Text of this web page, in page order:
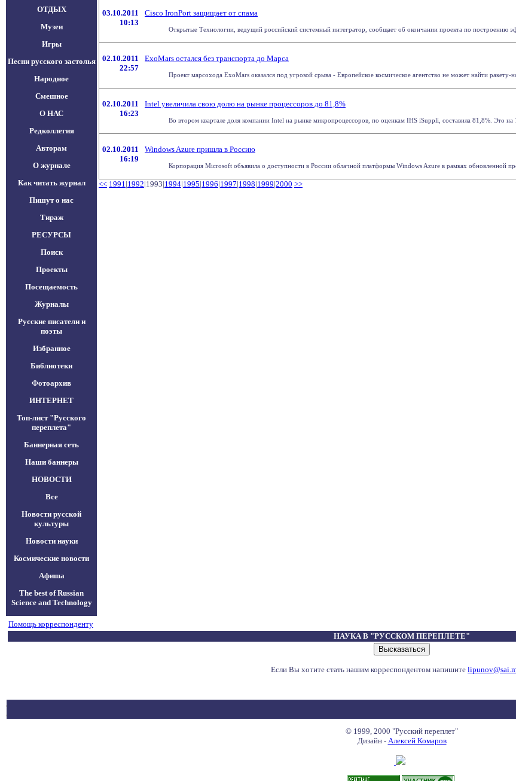
ОТДЫХ
Музеи
Игры
Песни русского застолья
Народное
Смешное
О НАС
Редколлегия
Авторам
О журнале
Как читать журнал
Пишут о нас
Тираж
РЕСУРСЫ
Поиск
Проекты
Посещаемость
Журналы
Русские писатели и
поэты
Избранное
Библиотеки
Фотоархив
ИНТЕРНЕТ
Топ-лист "Русского
переплета"
Баннерная сеть
Наши баннеры
НОВОСТИ
Все
Новости русской
культуры
Новости науки
Космические новости
Афиша
The best of Russian
Science and Technology
03.10.2011
10:13
Cisco IronPort защищает от спама
Открытые Технологии, ведущий российский системный интегратор, сообщает об окончании проекта по построению
02.10.2011
22:57
ExoMars остался без транспорта до Марса
Проект марсохода ExoMars оказался под угрозой срыва - Европейское космическое агентство не может найти ракету-
02.10.2011
16:23
Intel увеличила свою долю на рынке процессоров до 81,8%
Во втором квартале доля компании Intel на рынке микропроцессоров, по оценкам IHS iSuppli, составила 81,8%. Это на
02.10.2011
16:19
Windows Azure пришла в Россию
Корпорация Microsoft объявила о доступности в России облачной платформы Windows Azure в рамках обновленной
<< 1991|1992|1993|1994|1995|1996|1997|1998|1999|2000 >>
Помощь корреспонденту
НАУКА В "РУССКОМ ПЕРЕПЛЕТЕ"
Если Вы хотите стать нашим корреспондентом напишите
© 1999, 2000 "Русский переплет"
Дизайн - Алексей Комаров